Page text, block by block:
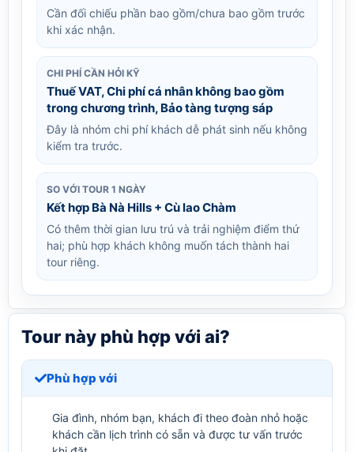
Cần đối chiếu phần bao gồm/chưa bao gồm trước
khi xác nhận.
CHI PHÍ CẦN HỎI KỸ
Thuế VAT, Chi phí cá nhân không bao gồm
trong chương trình, Bảo tàng tượng sáp
Đây là nhóm chi phí khách dễ phát sinh nếu không
kiểm tra trước.
SO VỚI TOUR 1 NGÀY
Kết hợp Bà Nà Hills + Cù lao Chàm
Có thêm thời gian lưu trú và trải nghiệm điểm thứ
hai; phù hợp khách không muốn tách thành hai
tour riêng.
Tour này phù hợp với ai?
Phù hợp với
Gia đình, nhóm bạn, khách đi theo đoàn nhỏ hoặc
khách cần lịch trình có sẵn và được tư vấn trước